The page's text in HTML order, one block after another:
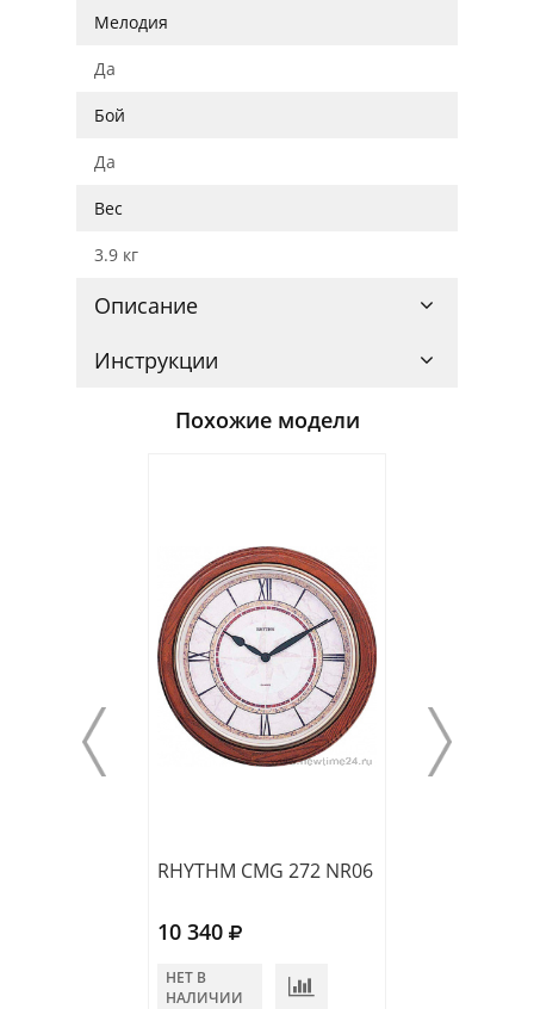
Мелодия
Да
Бой
Да
Вес
3.9 кг
Описание
Инструкции
Похожие модели
RHYTHM CMG 272 NR06
10 340
НЕТ В
НАЛИЧИИ